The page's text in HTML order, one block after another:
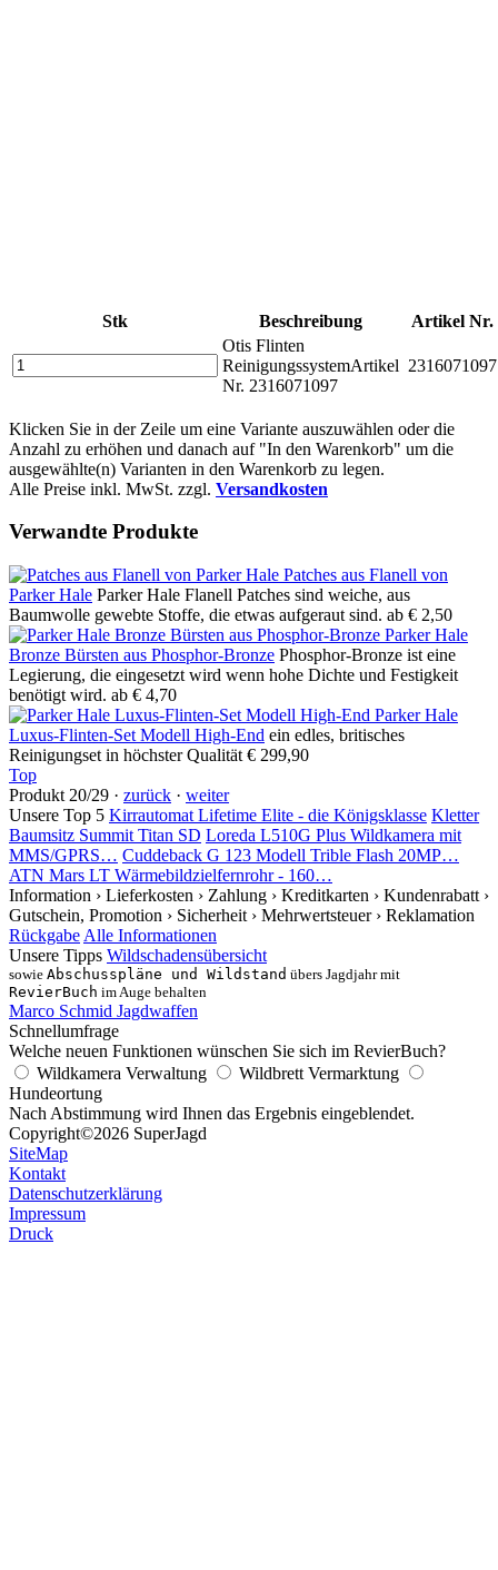
Stk Beschreibung
Artikel Nr.
Otis Flinten
ReinigungssystemArtikel
Nr. 2316071097
2316071097
Klicken Sie in der Zeile um eine Variante auszuwählen oder die
Anzahl zu erhöhen und danach auf "In den Warenkorb" um die
ausgewählte(n) Varianten in den Warenkorb zu legen.
Alle Preise inkl. MwSt. zzgl. Versandkosten
Verwandte Produkte
Patches aus Flanell von
Parker Hale Parker Hale Flanell Patches sind weiche, aus
Baumwolle gewebte Stoffe, die etwas aufgeraut sind. ab € 2,50
Parker Hale
Bronze Bürsten aus Phosphor-Bronze Phosphor-Bronze ist eine
Legierung, die eingesetzt wird wenn hohe Dichte und Festigkeit
benötigt wird. ab € 4,70
Parker Hale
Luxus-Flinten-Set Modell High-End ein edles, britisches
Reinigungset in höchster Qualität € 299,90
Top
Produkt 20/29 · zurück · weiter
Unsere Top 5 Kirrautomat Lifetime Elite - die Königsklasse Kletter
Baumsitz Summit Titan SD Loreda L510G Plus Wildkamera mit
MMS/GPRS… Cuddeback G 123 Modell Trible Flash 20MP…
ATN Mars LT Wärmebildzielfernrohr - 160…
Information › Lieferkosten › Zahlung › Kreditkarten › Kundenrabatt ›
Gutschein, Promotion › Sicherheit › Mehrwertsteuer › Reklamation
Rückgabe Alle Informationen
Unsere Tipps Wildschadensübersicht
sowie Abschusspläne und Wildstand übers Jagdjahr mit
RevierBuch im Auge behalten
Marco Schmid Jagdwaffen
Schnellumfrage
Welche neuen Funktionen wünschen Sie sich im RevierBuch?
Wildkamera Verwaltung
Wildbrett Vermarktung
Hundeortung
Nach Abstimmung wird Ihnen das Ergebnis eingeblendet.
Copyright©2026 SuperJagd
SiteMap
Kontakt
Datenschutzerklärung
Impressum
Druck